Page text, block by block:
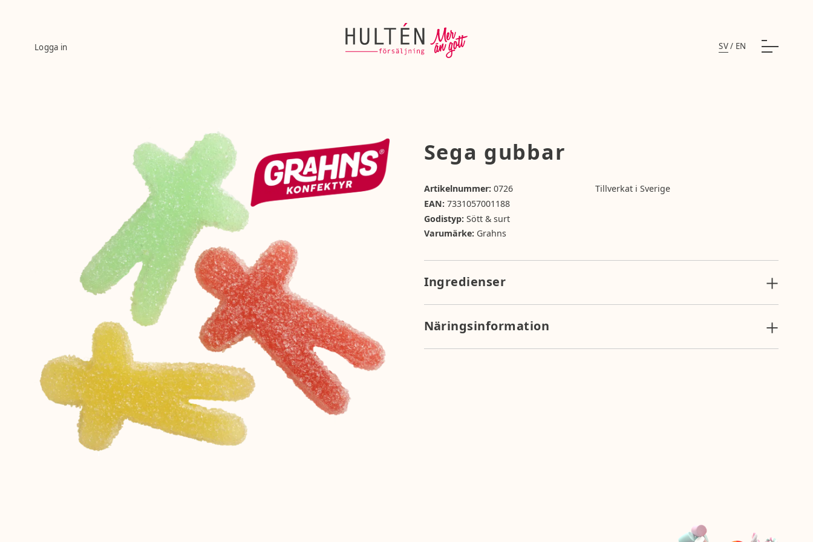
Logga in SV/ EN
Sega gubbar
Artikelnummer:0726
EAN:7331057001188
Godistyp:Sött & surt
Varumärke:Grahns
Tillverkat i Sverige
Ingredienser
Ingredienser: socker, glukos-fruktossirap, vatten, gelatin,
surhetsreglerande medel (äppelsyra E296), aromämne (E100, E120,
E133, E160a).
Näringsinformation
Näringsvärde per 100g: energi 1465 kJ/350 kcal, fett 2g (varav mättat